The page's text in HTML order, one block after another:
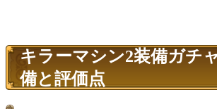
キラーマシン2装備ガチ
備と評価点